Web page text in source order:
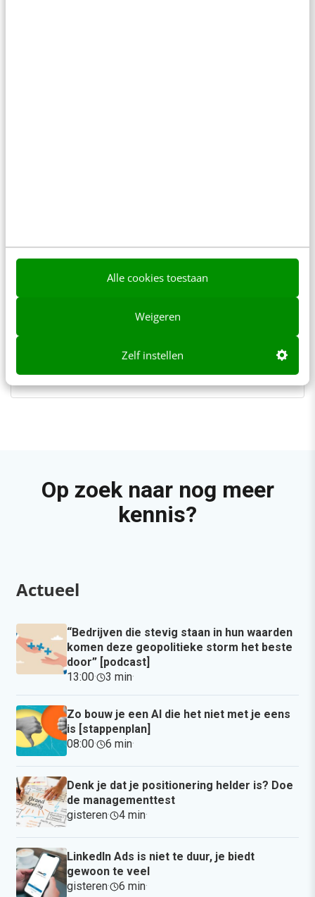
Alle cookies toestaan
Weigeren
Zelf instellen
Christel Maessen
Er is geen introductie beschikbaar.
Op zoek naar nog meer
kennis?
Actueel
“Bedrijven die stevig staan in hun waarden
komen deze geopolitieke storm het beste
door” [podcast]
13:00· 3 min·
Zo bouw je een AI die het niet met je eens
is [stappenplan]
08:00· 6 min·
Denk je dat je positionering helder is? Doe
de managementtest
gisteren· 4 min·
LinkedIn Ads is niet te duur, je biedt
gewoon te veel
gisteren· 6 min·